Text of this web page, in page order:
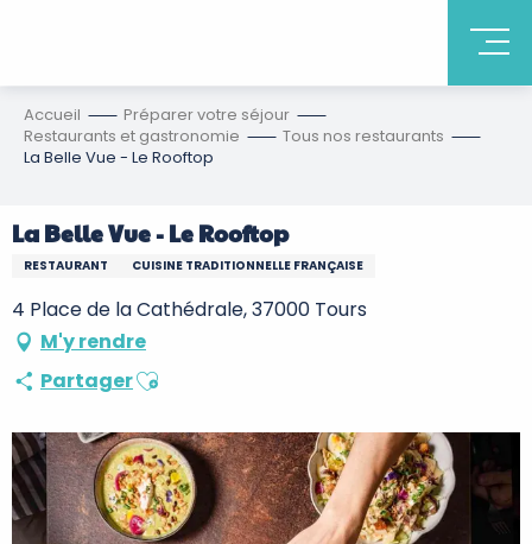
Accueil
Préparer votre séjour
Restaurants et gastronomie
Tous nos restaurants
La Belle Vue - Le Rooftop
La Belle Vue - Le Rooftop
RESTAURANT CUISINE TRADITIONNELLE FRANÇAISE
4 Place de la Cathédrale, 37000 Tours
M'y rendre
PartagerAjouter aux favoris